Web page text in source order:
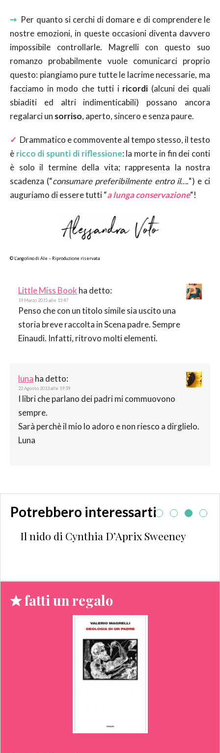
➙ Per quanto si cerchi di domare e di comprendere le
nostre emozioni, in queste occasioni diventa davvero
impossibile controllarle. Magrelli con questo suo
romanzo probabilmente vuole comunicarci proprio
questo: piangiamo pure tutte le lacrime necessarie, ma
facciamo in modo che tutti i ricordi (alcuni dei quali
sbiaditi ed altri indimenticabili) possano ancora
regalarci un sorriso, aperto, sincero e senza paure.
✓ Drammatico e commovente al tempo stesso, il testo
è ricco di spunti di riflessione: la morte in fin dei conti
è solo il termine della vita; rappresenta la nostra
scadenza (“consumare preferibilmente entro il….“) e ci
auguriamo di essere tutti “a lunga conservazione“!
© L’angolino di Ale – Riproduzione riservata
Little Miss Book ha detto:
19 Marzo 2015 alle 15:47
Penso che con un titolo simile sia uscito una
storia breve raccolta in Scena padre. Sempre
Einaudi. Infatti, ritrovo molti elementi.
luna ha detto:
22 Agosto 2013 alle 19:39
I libri che parlano dei padri mi commuovono
sempre.
Sarà perchè il mio lo adoro e non riesco a dirglielo.
Luna
Potrebbero interessarti
Il nido di Cynthia D’Aprix Sweeney
fatti un regalo